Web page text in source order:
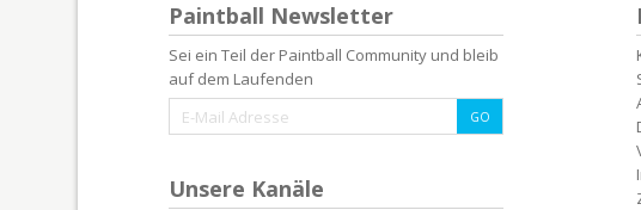
Paintball Newsletter
Sei ein Teil der Paintball Community und bleib
auf dem Laufenden
Unsere Kanäle